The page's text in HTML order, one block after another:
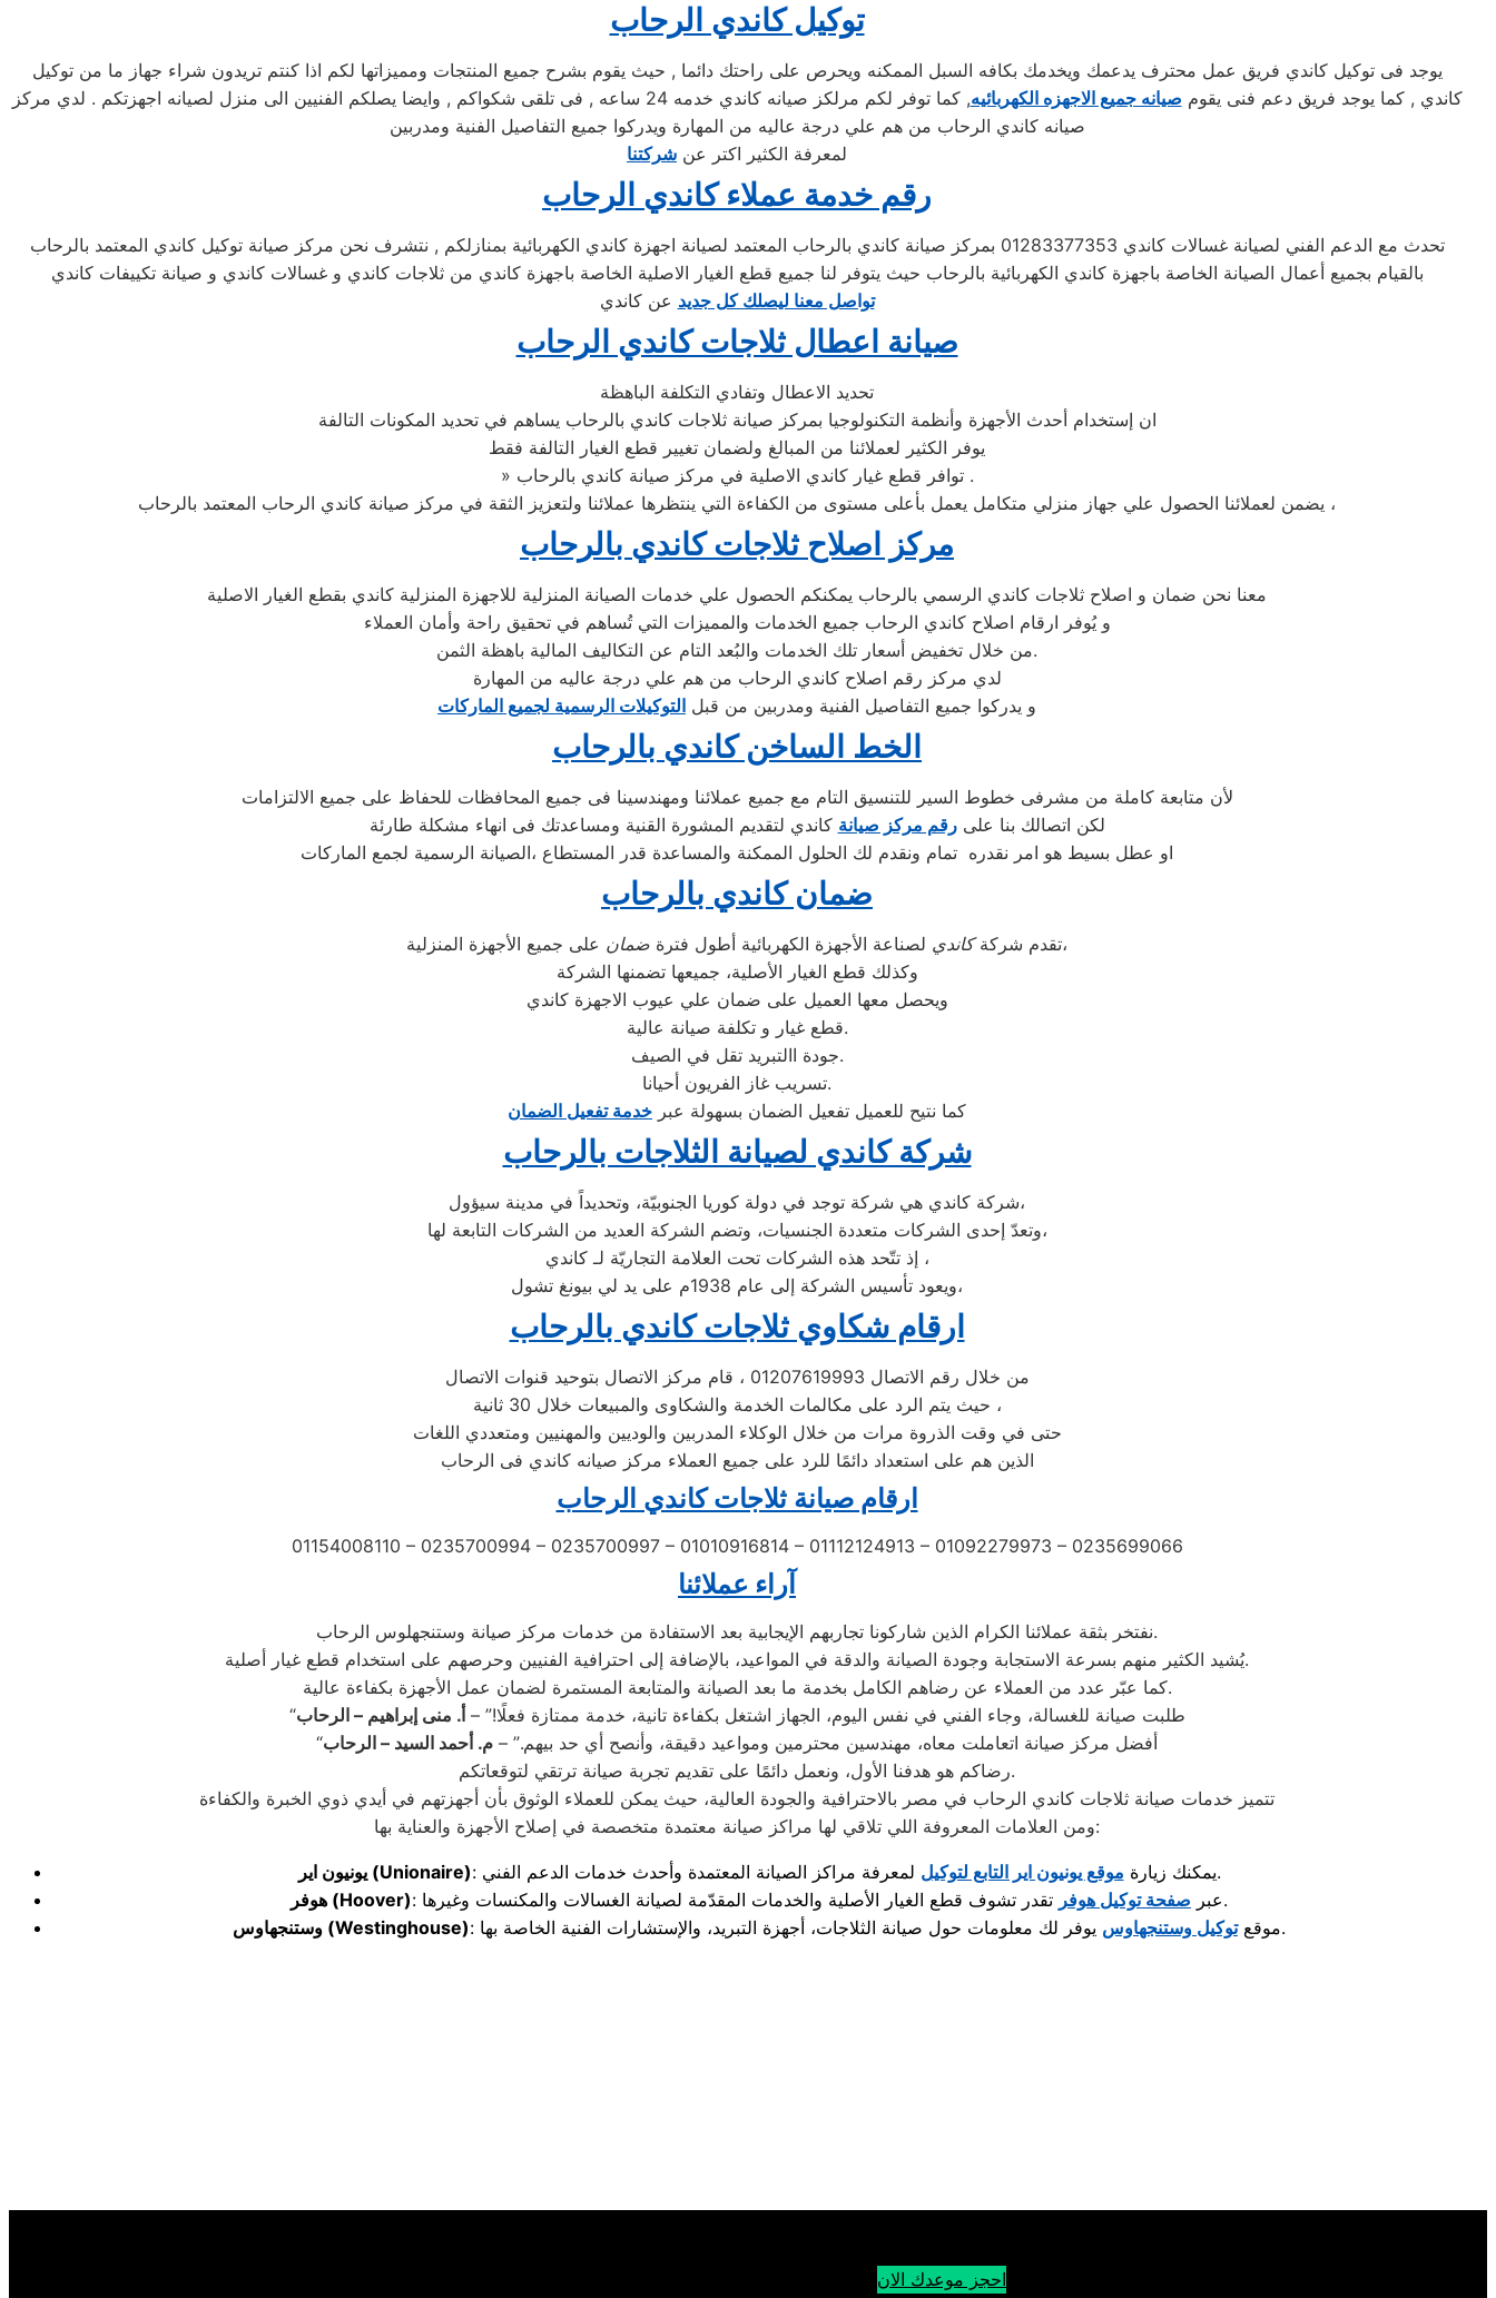
توكيل كاندي الرحاب
يوجد فى توكيل كاندي فريق عمل محترف يدعمك ويخدمك بكافه السبل الممكنه ويحرص على راحتك دائما , حيث يقوم بشرح جميع المنتجات ومميزاتها لكم اذا كنتم تريدون شراء جهاز ما من توكيل
كاندي , كما يوجد فريق دعم فنى يقوم صيانه جميع الاجهزه الكهربائيه
, كما توفر لكم مرلكز صيانه كاندي خدمه 24 ساعه , فى تلقى شكواكم , وايضا يصلكم الفنيين الى منزل لصيانه اجهزتكم . لدي مركز
صيانه كاندي الرحاب من هم علي درجة عاليه من المهارة ويدركوا جميع التفاصيل الفنية ومدربين
لمعرفة الكثير اكتر عن شركتنا
رقم خدمة عملاء كاندي الرحاب
تحدث مع الدعم الفني لصيانة غسالات كاندي 01283377353 بمركز صيانة كاندي بالرحاب المعتمد لصيانة اجهزة كاندي الكهربائية بمنازلكم , نتشرف نحن مركز صيانة توكيل كاندي المعتمد بالرحاب
بالقيام بجميع أعمال الصيانة الخاصة باجهزة كاندي الكهربائية بالرحاب حيث يتوفر لنا جميع قطع الغيار الاصلية الخاصة باجهزة كاندي من ثلاجات كاندي و غسالات كاندي و صيانة تكييفات كاندي
تواصل معنا ليصلك كل جديد عن كاندي
صيانة اعطال ثلاجات كاندي الرحاب
تحديد الاعطال وتفادي التكلفة الباهظة
ان إستخدام أحدث الأجهزة وأنظمة التكنولوجيا بمركز صيانة ثلاجات كاندي بالرحاب يساهم في تحديد المكونات التالفة
يوفر الكثير لعملائنا من المبالغ ولضمان تغيير قطع الغيار التالفة فقط
» توافر قطع غيار كاندي الاصلية في مركز صيانة كاندي بالرحاب .
يضمن لعملائنا الحصول علي جهاز منزلي متكامل يعمل بأعلى مستوى من الكفاءة التي ينتظرها عملائنا ولتعزيز الثقة في مركز صيانة كاندي الرحاب المعتمد بالرحاب ،
مركز اصلاح ثلاجات كاندي بالرحاب
معنا نحن ضمان و اصلاح ثلاجات كاندي الرسمي بالرحاب يمكنكم الحصول علي خدمات الصيانة المنزلية للاجهزة المنزلية كاندي بقطع الغيار الاصلية
و يُوفر ارقام اصلاح كاندي الرحاب جميع الخدمات والمميزات التي تُساهم في تحقيق راحة وأمان العملاء
من خلال تخفيض أسعار تلك الخدمات والبُعد التام عن التكاليف المالية باهظة الثمن.
لدي مركز رقم اصلاح كاندي الرحاب من هم علي درجة عاليه من المهارة
و يدركوا جميع التفاصيل الفنية ومدربين من قبل التوكيلات الرسمية لجميع الماركات
الخط الساخن كاندي بالرحاب
لأن متابعة كاملة من مشرفى خطوط السير للتنسيق التام مع جميع عملائنا ومهندسينا فى جميع المحافظات للحفاظ على جميع الالتزامات
لكن اتصالك بنا علىرقم مركز صيانة كاندي لتقديم المشورة القنية ومساعدتك فى انهاء مشكلة طارئة
او عطل بسيط هو امر نقدره تمام ونقدم لك الحلول الممكنة والمساعدة قدر المستطاع ،الصيانة الرسمية لجمع الماركات
ضمان كاندي بالرحاب
تقدم شركةكاندي لصناعة الأجهزة الكهربائية أطول فترة ضمان
على جميع الأجهزة المنزلية،
وكذلك قطع الغيار الأصلية، جميعها تضمنها الشركة
ويحصل معها العميل على ضمان علي عيوب الاجهزة كاندي
قطع غيار و تكلفة صيانة عالية.
جودة االتبريد تقل في الصيف.
تسريب غاز الفريون أحيانا.
كما نتيح للعميل تفعيل الضمان بسهولة عبر خدمة تفعيل الضمان
شركة كاندي لصيانة الثلاجات بالرحاب
شركة كاندي هي شركة توجد في دولة كوريا الجنوبيّة، وتحديداً في مدينة سيؤول،
وتعدّ إحدى الشركات متعددة الجنسيات، وتضم الشركة العديد من الشركات التابعة لها،
إذ تتّحد هذه الشركات تحت العلامة التجاريّة لـ كاندي ،
ويعود تأسيس الشركة إلى عام 1938م على يد لي بيونغ تشول،
ارقام شكاوي ثلاجات كاندي بالرحاب
من خلال رقم الاتصال 01207619993 ، قام مركز الاتصال بتوحيد قنوات الاتصال
حيث يتم الرد على مكالمات الخدمة والشكاوى والمبيعات خلال 30 ثانية ،
حتى في وقت الذروة مرات من خلال الوكلاء المدربين والوديين والمهنيين ومتعددي اللغات
الذين هم على استعداد دائمًا للرد على جميع العملاء مركز صيانه كاندي فى الرحاب
ارقام صيانة ثلاجات كاندي الرحاب
01154008110 – 0235700994 – 0235700997 – 01010916814 – 01112124913 – 01092279973 – 0235699066
آراء عملائنا
نفتخر بثقة عملائنا الكرام الذين شاركونا تجاربهم الإيجابية بعد الاستفادة من خدمات مركز صيانة وستنجهلوس الرحاب.
يُشيد الكثير منهم بسرعة الاستجابة وجودة الصيانة والدقة في المواعيد، بالإضافة إلى احترافية الفنيين وحرصهم على استخدام قطع غيار أصلية.
كما عبّر عدد من العملاء عن رضاهم الكامل بخدمة ما بعد الصيانة والمتابعة المستمرة لضمان عمل الأجهزة بكفاءة عالية.
“طلبت صيانة للغسالة، وجاء الفني في نفس اليوم، الجهاز اشتغل بكفاءة تانية، خدمة ممتازة فعلًا!” – أ. منى إبراهيم – الرحاب
“أفضل مركز صيانة اتعاملت معاه، مهندسين محترمين ومواعيد دقيقة، وأنصح أي حد بيهم.” – م. أحمد السيد – الرحاب
رضاكم هو هدفنا الأول، ونعمل دائمًا على تقديم تجربة صيانة ترتقي لتوقعاتكم.
تتميز خدمات صيانة ثلاجات كاندي الرحاب في مصر بالاحترافية والجودة العالية، حيث يمكن للعملاء الوثوق بأن أجهزتهم في أيدي ذوي الخبرة والكفاءة
ومن العلامات المعروفة اللي تلاقي لها مراكز صيانة معتمدة متخصصة في إصلاح الأجهزة والعناية بها:
يونيون اير(Unionaire) : يمكنك زيارة موقع يونيون اير التابع لتوكيل
لمعرفة مراكز الصيانة المعتمدة وأحدث خدمات الدعم الفني.
هوفر (Hoover) : عبر صفحة توكيل هوفر
تقدر تشوف قطع الغيار الأصلية والخدمات المقدّمة لصيانة الغسالات والمكنسات وغيرها.
وستنجهاوس (Westinghouse) : موقعتوكيل وستنجهاوس يوفر لك معلومات حول صيانة الثلاجات، أجهزة التبريد، والإستشارات الفنية الخاصة بها.
احجز موعدك الان